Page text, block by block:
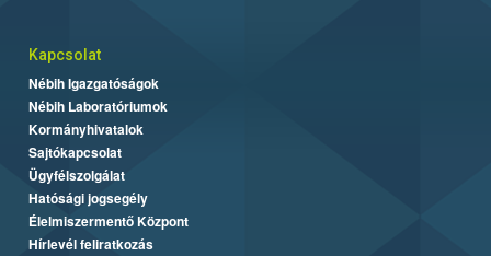
Kapcsolat
Nébih Igazgatóságok
Nébih Laboratóriumok
Kormányhivatalok
Sajtókapcsolat
Ügyfélszolgálat
Hatósági jogsegély
Élelmiszermentő Központ
Hírlevél feliratkozás